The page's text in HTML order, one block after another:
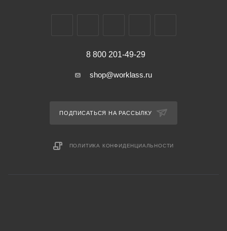
8 800 201-49-29
shop@worklass.ru
ПОДПИСАТЬСЯ НА РАССЫЛКУ
ПОЛИТИКА КОНФИДЕНЦИАЛЬНОСТИ